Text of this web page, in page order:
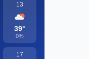
13
39°
0%
17